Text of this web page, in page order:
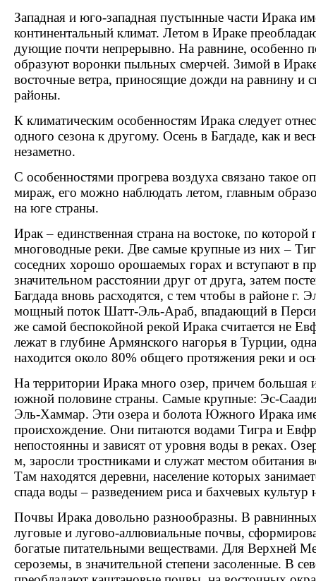
Западная и юго-западная пустынные части Ирака
континентальный климат. Летом в Ираке
дующие почти непрерывно. На равнине, особенно
образуют воронки пыльных смерчей. Зимой в
восточные ветра, приносящие дожди на равнину и
районы.
К климатическим особенностям Ирака следует
одного сезона к другому. Осень в Багдаде, как и
незаметно.
С особенностями прогрева воздуха связано такое
мираж, его можно наблюдать летом, главным
на юге страны.
Ирак – единственная страна на востоке, по которой
многоводные реки. Две самые крупные из них –
соседних хорошо орошаемых горах и вступают в
значительном расстоянии друг от друга, затем
Багдада вновь расходятся, с тем чтобы в районе г.
мощный поток Шатт-Эль-Араб, впадающий в
же самой беспокойной рекой Ирака считается не
лежат в глубине Армянского нагорья в Турции,
находится около 80% общего протяжения реки и
На территории Ирака много озер, причем большая
южной половине страны. Самые крупные: Эс-
Эль-Хаммар. Эти озера и болота Южного Ирака
происхождение. Они питаются водами Тигра и
непостоянны и зависят от уровня воды в реках.
м, заросли тростниками и служат местом обитания
Там находятся деревни, население которых
спада воды – разведением риса и бахчевых
Почвы Ирака довольно разнообразны. В
луговые и лугово-аллювиальные почвы,
богатые питательными веществами. Для Верхней
сероземы, в значительной степени засоленные. В